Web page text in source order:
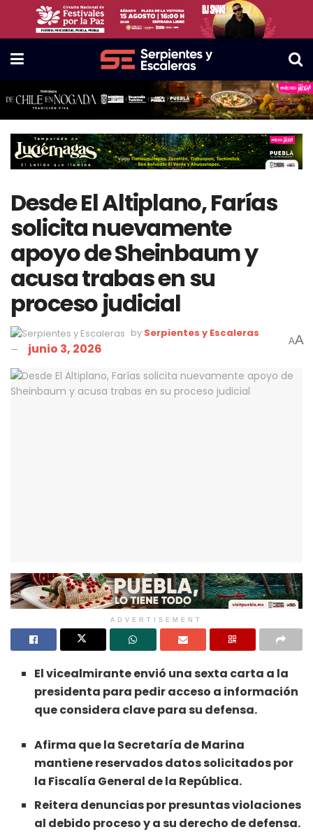
Desde El Altiplano, Farías
solicita nuevamente
apoyo de Sheinbaum y
acusa trabas en su
proceso judicial
by Serpientes y Escaleras
junio 3, 2026 AA
ADVERTISEMENT
El vicealmirante envió una sexta carta a la
presidenta para pedir acceso a información
que considera clave para su defensa.
Afirma que la Secretaría de Marina
mantiene reservados datos solicitados por
la Fiscalía General de la República.
Reitera denuncias por presuntas violaciones
al debido proceso y a su derecho de defensa.